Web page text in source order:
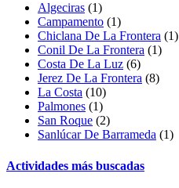
Algeciras (1)
Campamento (1)
Chiclana De La Frontera (1)
Conil De La Frontera (1)
Costa De La Luz (6)
Jerez De La Frontera (8)
La Costa (10)
Palmones (1)
San Roque (2)
Sanlúcar De Barrameda (1)
Actividades más buscadas